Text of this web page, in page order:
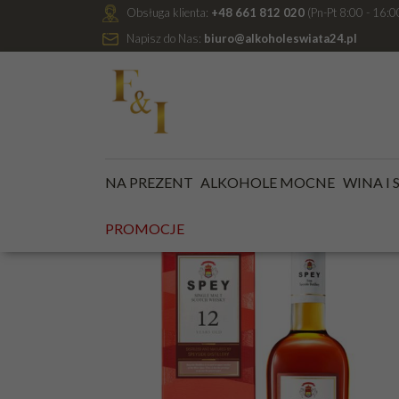
Obsługa klienta: +48 661 812 020 (Pn-Pt 8:00 -
Napisz do Nas: biuro@alkoholeswiata24.pl
NA PREZENT ALKOHOLE MOCNE WINA I
PROMOCJE